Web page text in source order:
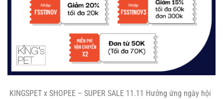
KINGSPET x SHOPEE – SUPER SALE 11.11 Hưởng ứng ngày hội